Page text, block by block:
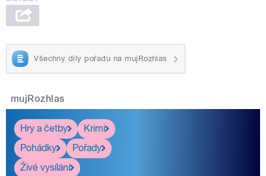
Všechny díly pořadu na mujRozhlas
mujRozhlas
Hry a četby
Krimi
Pohádky
Pořady
Živé vysílání